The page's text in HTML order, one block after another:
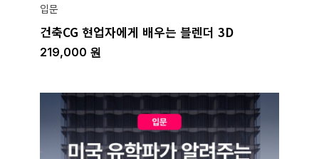
입문
건축CG 현업자에게 배우는 블렌더 3D
219,000 원